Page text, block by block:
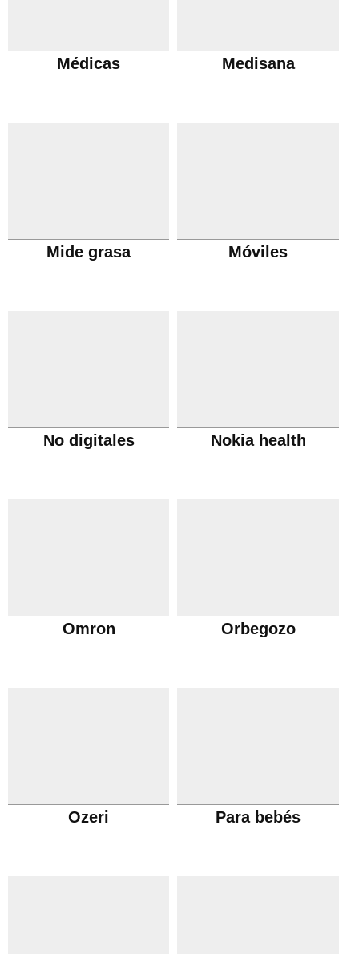
Médicas Medisana
Mide grasa Móviles
No digitales Nokia health
Omron Orbegozo
Ozeri Para bebés